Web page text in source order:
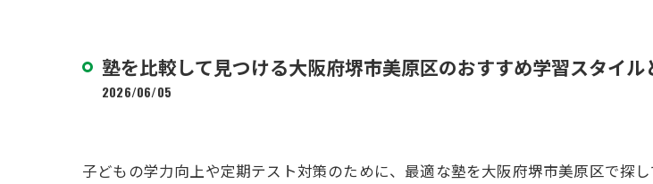
塾を比較して見つける大阪府堺市美原区のおすすめ学習スタイル
2026/06/05
子どもの学力向上や定期テスト対策のために、最適な塾を大阪府堺市美原区で探